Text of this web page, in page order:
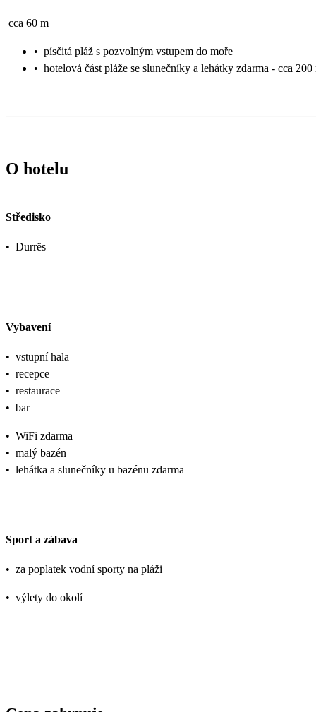
cca 60 m
• písčitá pláž s pozvolným vstupem do moře
• hotelová část pláže se slunečníky a lehátky zdarma - cca 200
O hotelu
Středisko
• Durrës
Vybavení
• vstupní hala
• recepce
• restaurace
• bar
• WiFi zdarma
• malý bazén
• lehátka a slunečníky u bazénu zdarma
Sport a zábava
• za poplatek vodní sporty na pláži
• výlety do okolí